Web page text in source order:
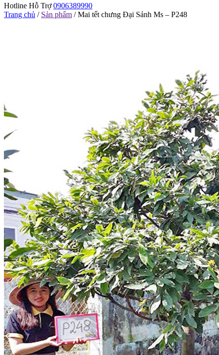
Hotline Hỗ Trợ 0906389990
Trang chủ / Sản phẩm / Mai tết chưng Đại Sảnh Ms – P248